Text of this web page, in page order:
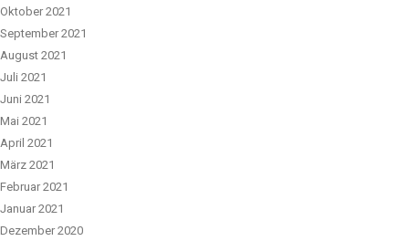
Oktober 2021
September 2021
August 2021
Juli 2021
Juni 2021
Mai 2021
April 2021
März 2021
Februar 2021
Januar 2021
Dezember 2020